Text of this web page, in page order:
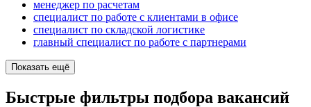
менеджер по расчетам
специалист по работе с клиентами в офисе
специалист по складской логистике
главный специалист по работе с партнерами
Показать ещё
Быстрые фильтры подбора вакансий